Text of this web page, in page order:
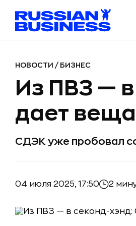
НОВОСТИ / БИЗНЕС
Из ПВЗ —
дает
СДЭК уже пробовал
04 июля 2025, 17:50 2